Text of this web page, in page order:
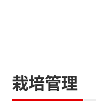
栽培管理